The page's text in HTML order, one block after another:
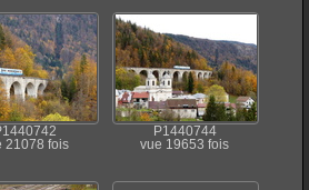
21078 fois
P1440744
vue 19653 fois